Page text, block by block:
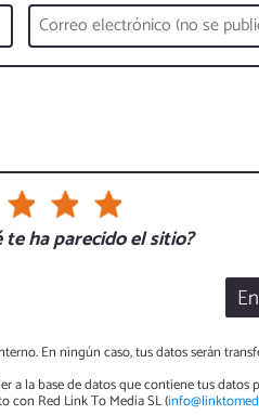
te ha parecido el sitio?
En ningún caso, tus datos serán
a la base de datos que contiene tus datos
con Red Link To Media SL (